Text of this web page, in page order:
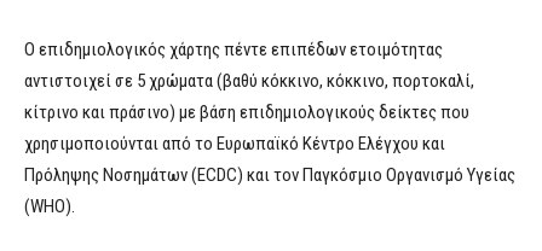
Ο επιδημιολογικός χάρτης πέντε επιπέδων ετοιμότητας
αντιστοιχεί σε 5 χρώματα (βαθύ κόκκινο, κόκκινο, πορτοκαλί,
κίτρινο και πράσινο) με βάση επιδημιολογικούς δείκτες που
χρησιμοποιούνται από το Ευρωπαϊκό Κέντρο Ελέγχου και
Πρόληψης Νοσημάτων (ECDC) και τον Παγκόσμιο Οργανισμό Υγείας
(WHO).